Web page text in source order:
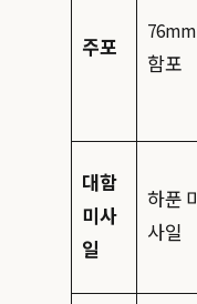
주포
76mm
함포
대함
미사
일
하푼 미
사일